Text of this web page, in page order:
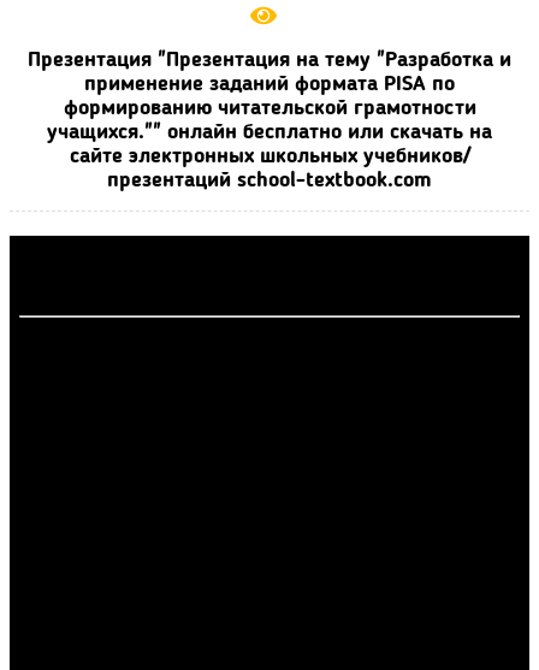
Презентация "Презентация на тему "Разработка и
применение заданий формата PISA по
формированию читательской грамотности
учащихся."" онлайн бесплатно или скачать на
сайте электронных школьных учебников/
презентаций school-textbook.com